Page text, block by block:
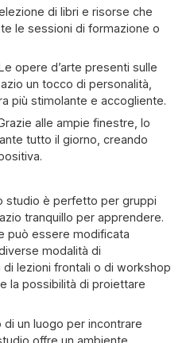
di libri e risorse che
le sessioni di formazione o
opere d’arte presenti sulle
un tocco di personalità,
più stimolante e accogliente.
alle ampie finestre, lo
tutto il giorno, creando
studio è perfetto per gruppi
tranquillo per apprendere.
può essere modificata
modalità di
lezioni frontali o di workshop
la possibilità di proiettare
di un luogo per incontrare
offre un ambiente